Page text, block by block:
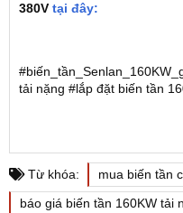
380V tại đây:
tải nặng #lắp đặt biến tần
Từ khóa:
mua biến tần
báo giá biến tần 160KW tải